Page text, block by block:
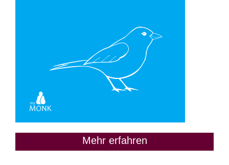
Mehr erfahren